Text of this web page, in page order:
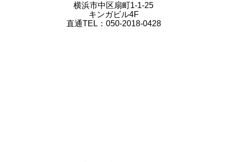
横浜市中区扇町1-1-25
キンガビル4F
直通TEL：050-2018-0428